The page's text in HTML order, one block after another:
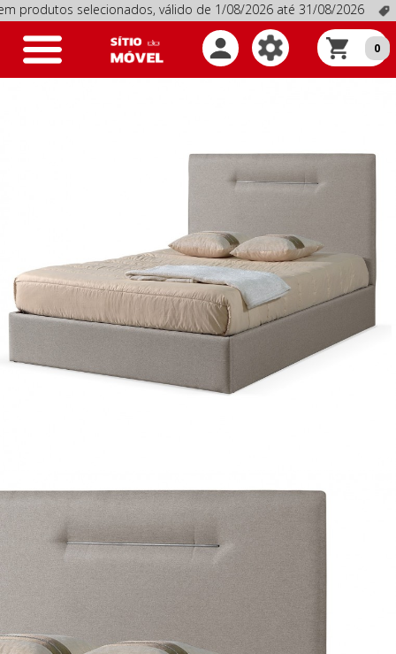
selecionados, válido de 1/08/2026 até 31/08/2026
Toggle
navigation 0